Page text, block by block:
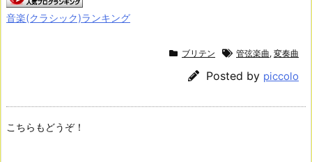
音楽(クラシック)ランキング
ブリテン 管弦楽曲, 変奏曲
Posted by piccolo
こちらもどうぞ！